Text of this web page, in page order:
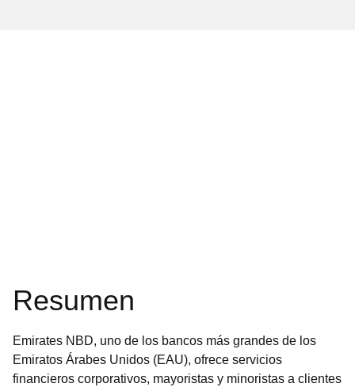
Resumen
Emirates NBD, uno de los bancos más grandes de los
Emiratos Árabes Unidos (EAU), ofrece servicios
financieros corporativos, mayoristas y minoristas a clientes